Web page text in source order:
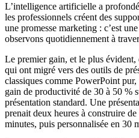
L’intelligence artificielle a
les professionnels créent des
une promesse marketing : c’est
observons quotidiennement à
Le premier gain, et le plus évident,
qui ont migré vers des outils de
classiques comme PowerPoint
gain de productivité de 30 à 50 %
présentation standard. Une
prenait deux heures à construire
minutes, puis personnalisée en 30